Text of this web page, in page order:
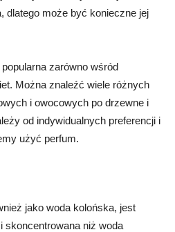
dlatego może być konieczne jej
zarówno wśród
Można znaleźć wiele różnych
i owocowych po drzewne i
od indywidualnych preferencji i
użyć perfum.
jako woda kolońska, jest
skoncentrowana niż woda